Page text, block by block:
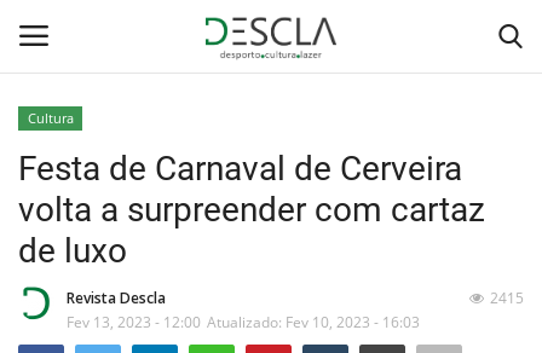
Home
Desporto
Cultura
Festa de Carnaval de Cerveira
volta a surpreender com cartaz
de luxo
Revista Descla
Fev 13, 2023 - 12:00 Atualizado: Fev 10, 2023 - 16:03
2415